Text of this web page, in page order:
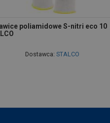
poliamidowe S-nitri eco 10
Dostawca:STALCO